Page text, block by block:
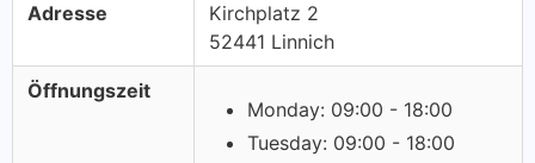
Adresse
Kirchplatz 2
52441 Linnich
Öffnungszeit
Monday: 09:00 - 18:00
Tuesday: 09:00 - 18:00